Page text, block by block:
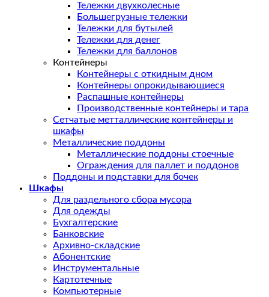
Тележки двухколесные
Большегрузные тележки
Тележки для бутылей
Тележки для денег
Тележки для баллонов
Контейнеры
Контейнеры с откидным дном
Контейнеры опрокидывающиеся
Распашные контейнеры
Производственные контейнеры и тара
Сетчатые метталлические контейнеры и
шкафы
Металлические поддоны
Металлические поддоны стоечные
Ограждения для паллет и поддонов
Поддоны и подставки для бочек
Шкафы
Для раздельного сбора мусора
Для одежды
Бухгалтерские
Банковские
Архивно-складские
Абонентские
Инструментальные
Картотечные
Компьютерные